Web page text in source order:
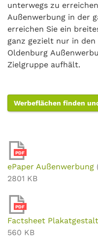
unterwegs zu
Außenwerbung in der
erreichen Sie ein
ganz gezielt nur in
Oldenburg
Zielgruppe aufhält.
Werbeflächen finden
PDF
ePaper Außenwerbung
2801 KB
PDF
Factsheet
560 KB